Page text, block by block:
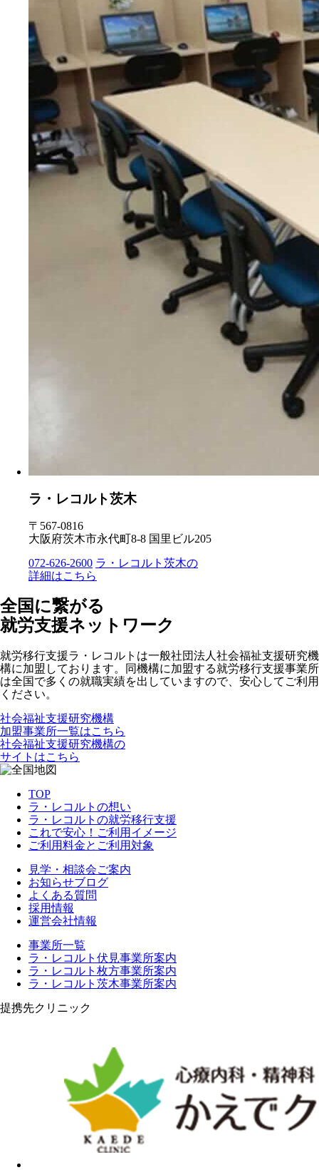
ラ・レコルト茨木
〒567-0816
大阪府茨木市永代町8-8 国里ビル205
072-626-2600 ラ・レコルト茨木の
詳細はこちら
全国に繋がる
就労支援ネットワーク
就労移行支援ラ・レコルトは一般社団法人社会福祉支援研究機
構に加盟しております。同機構に加盟する就労移行支援事業所
は全国で多くの就職実績を出していますので、安心してご利用
ください。
社会福祉支援研究機構
加盟事業所一覧はこちら
社会福祉支援研究機構の
サイトはこちら
TOP
ラ・レコルトの想い
ラ・レコルトの就労移行支援
これで安心！ご利用イメージ
ご利用料金とご利用対象
見学・相談会ご案内
お知らせブログ
よくある質問
採用情報
運営会社情報
事業所一覧
ラ・レコルト伏見事業所案内
ラ・レコルト枚方事業所案内
ラ・レコルト茨木事業所案内
提携先クリニック